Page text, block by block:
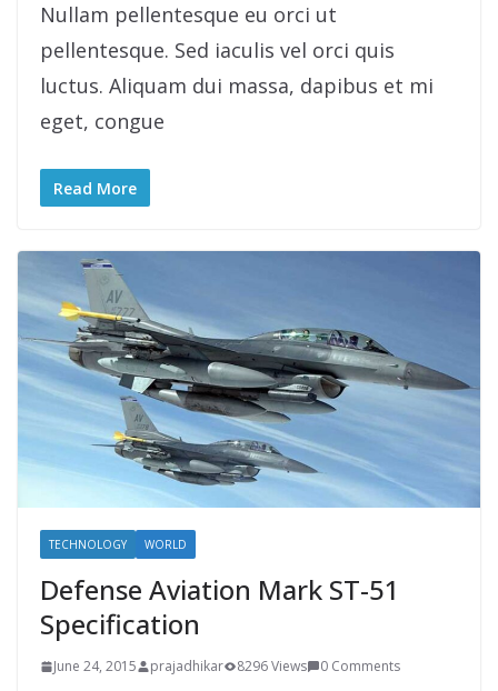
Nullam pellentesque eu orci ut
pellentesque. Sed iaculis vel orci quis
luctus. Aliquam dui massa, dapibus et mi
eget, congue
Read More
TECHNOLOGY WORLD
Defense Aviation Mark ST-51
Specification
June 24, 2015 prajadhikar 8296 Views 0 Comments